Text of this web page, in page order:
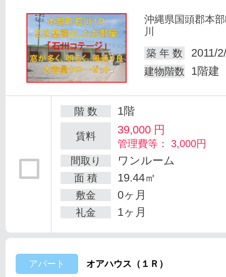
沖縄県国頭郡本
川
築 年 数
2011/
建物階数 1階建
階 数 1階
賃料 39,000 円
管理費等： 3,000円
間取り
ワンルーム
面 積 19.44㎡
敷金 0ヶ月
礼金 1ヶ月
アパート オアハウス（１Ｒ）